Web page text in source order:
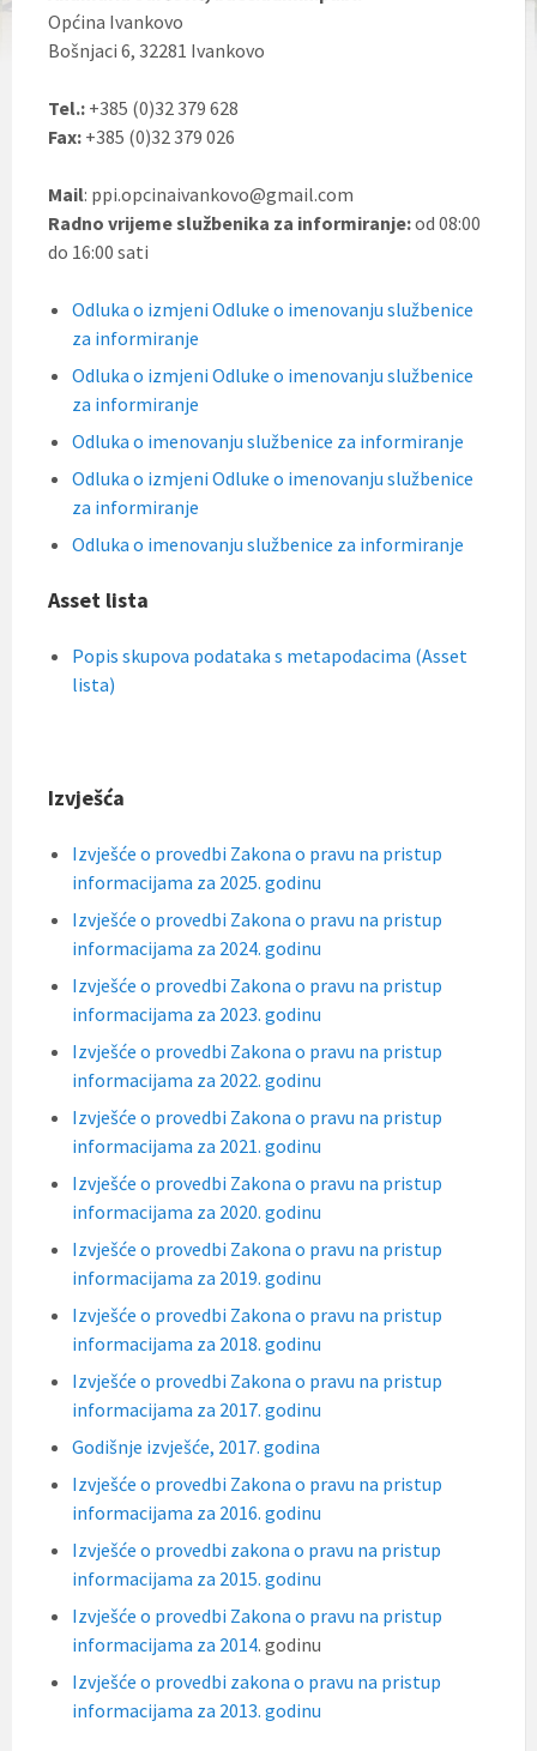
Općina Ivankovo
Bošnjaci 6, 32281 Ivankovo
Tel.: +385 (0)32 379 628
Fax: +385 (0)32 379 026
Mail: ppi.opcinaivankovo@gmail.com
Radno vrijeme službenika za informiranje:od 08:00
do 16:00 sati
Odluka o izmjeni Odluke o imenovanju službenice
za informiranje
Odluka o izmjeni Odluke o imenovanju službenice
za informiranje
Odluka o imenovanju službenice za informiranje
Odluka o izmjeni Odluke o imenovanju službenice
za informiranje
Odluka o imenovanju službenice za informiranje
Asset lista
Popis skupova podataka s metapodacima (Asset
lista)
Izvješća
Izvješće o provedbi Zakona o pravu na pristup
informacijama za 2025. godinu
Izvješće o provedbi Zakona o pravu na pristup
informacijama za 2024. godinu
Izvješće o provedbi Zakona o pravu na pristup
informacijama za 2023. godinu
Izvješće o provedbi Zakona o pravu na pristup
informacijama za 2022. godinu
Izvješće o provedbi Zakona o pravu na pristup
informacijama za 2021. godinu
Izvješće o provedbi Zakona o pravu na pristup
informacijama za 2020. godinu
Izvješće o provedbi Zakona o pravu na pristup
informacijama za 2019. godinu
Izvješće o provedbi Zakona o pravu na pristup
informacijama za 2018. godinu
Izvješće o provedbi Zakona o pravu na pristup
informacijama za 2017. godinu
Godišnje izvješće, 2017. godina
Izvješće o provedbi Zakona o pravu na pristup
informacijama za 2016. godinu
Izvješće o provedbi zakona o pravu na pristup
informacijama za 2015. godinu
Izvješće o provedbi Zakona o pravu na pristup
informacijama za 2014. godinu
Izvješće o provedbi zakona o pravu na pristup
informacijama za 2013. godinu